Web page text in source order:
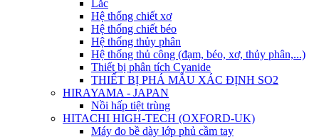
Lắc
Hệ thống chiết xơ
Hệ thống chiết béo
Hệ thống thủy phân
Hệ thống thủ công (đạm, béo, xơ, thủy phân,...)
Thiết bị phân tích Cyanide
THIẾT BỊ PHÁ MẪU XÁC ĐỊNH SO2
HIRAYAMA - JAPAN
Nồi hấp tiệt trùng
HITACHI HIGH-TECH (OXFORD-UK)
Máy đo bề dày lớp phủ cầm tay